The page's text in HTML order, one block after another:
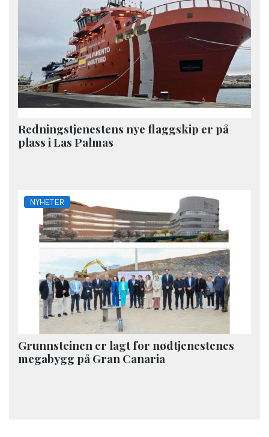
Redningstjenestens nye flaggskip er på
plass i Las Palmas
NYHETER
Grunnsteinen er lagt for nødtjenestenes
megabygg på Gran Canaria